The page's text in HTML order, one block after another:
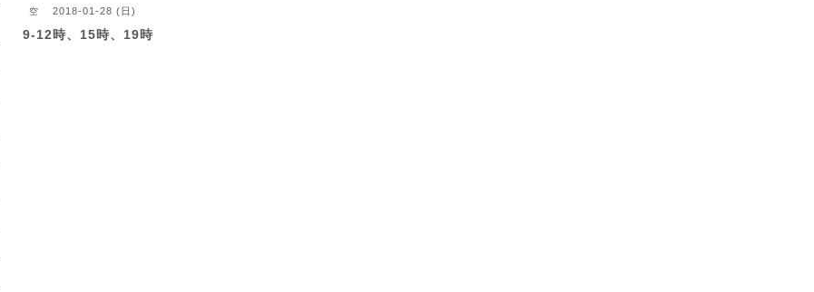
空 2018-01-28 (日)
9-12時、15時、19時